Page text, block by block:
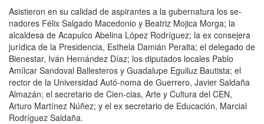
Asistieron en su calidad de aspirantes a la gubernatura los se-
nadores Félix Salgado Macedonio y Beatriz Mojica Morga; la
alcaldesa de Acapulco Abelina López Rodríguez; la ex consejera
jurídica de la Presidencia, Esthela Damián Peralta; el delegado de
Bienestar, Iván Hernández Díaz; los diputados locales Pablo
Amílcar Sandoval Ballesteros y Guadalupe Eguiluz Bautista; el
rector de la Universidad Autó-noma de Guerrero, Javier Saldaña
Almazán; el secretario de Cien-cias, Arte y Cultura del CEN,
Arturo Martínez Núñez; y el ex secretario de Educación, Marcial
Rodríguez Saldaña.